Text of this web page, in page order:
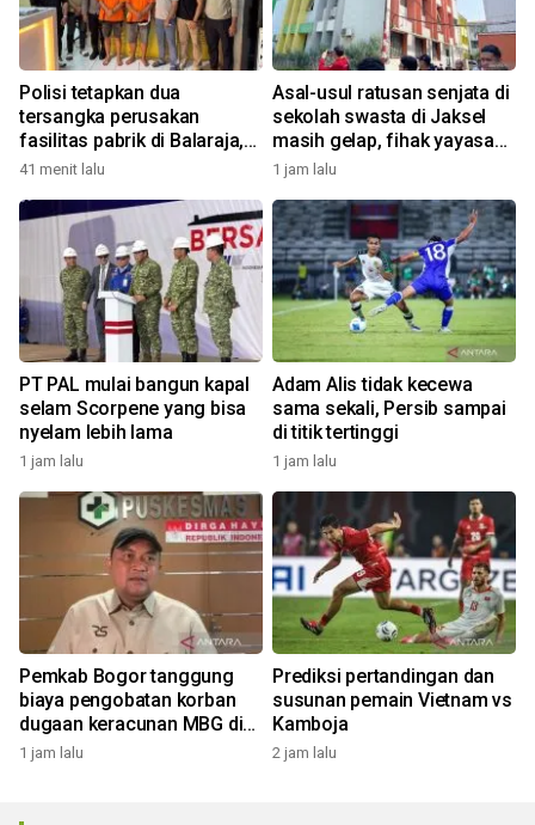
Polisi tetapkan dua
tersangka perusakan
fasilitas pabrik di Balaraja,
motifnya pun terkuak
41 menit lalu
Asal-usul ratusan senjata di
sekolah swasta di Jaksel
masih gelap, fihak yayasan
tak tahu
1 jam lalu
PT PAL mulai bangun kapal
selam Scorpene yang bisa
nyelam lebih lama
1 jam lalu
Adam Alis tidak kecewa
sama sekali, Persib sampai
di titik tertinggi
1 jam lalu
Pemkab Bogor tanggung
biaya pengobatan korban
dugaan keracunan MBG di
Dramaga
1 jam lalu
Prediksi pertandingan dan
susunan pemain Vietnam vs
Kamboja
2 jam lalu